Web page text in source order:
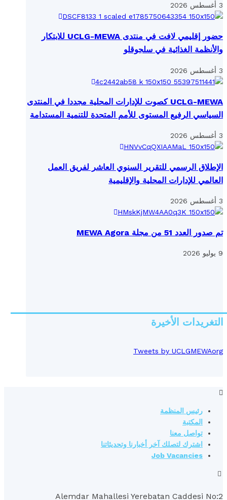
3 أغسطس 2026
حضور إقليمي لافت في منتدى UCLG-MEWA للابتكار
والأنظمة الغذائية في سلجوقلو
3 أغسطس 2026
UCLG-MEWA كصوت للإدارات المحلية مجددا في المنتدى
السياسي الرفيع المستوى للأمم المتحدة للتنمية المستدامة
3 أغسطس 2026
الإطلاق الرسمي للتقرير السنوي العاشر لفريق العمل
العالمي للإدارات المحلية والإقليمية
3 أغسطس 2026
تم صدور العدد 51 من مجلة MEWA Agora
9 يوليو 2026
التغريدات الأخيرة
Tweets by UCLGMEWAorg
رئيس المنظمة
المكتبة
تواصل معنا
اشترك لتصلك آخر أخبارنا وتحديثاتنا
Job Vacancies
2:Alemdar Mahallesi Yerebatan Caddesi No